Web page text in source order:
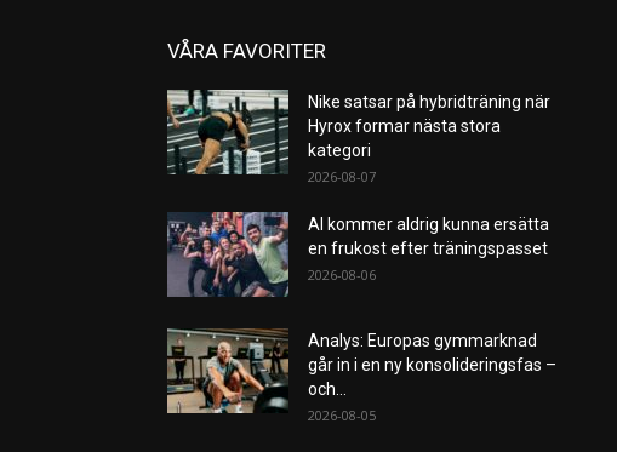
VÅRA FAVORITER
Nike satsar på hybridträning när
Hyrox formar nästa stora
kategori
2026-08-07
AI kommer aldrig kunna ersätta
en frukost efter träningspasset
2026-08-06
Analys: Europas gymmarknad
går in i en ny konsolideringsfas –
och...
2026-08-05